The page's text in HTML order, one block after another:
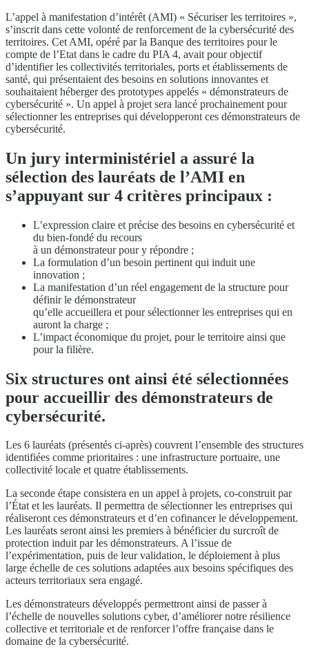
L’appel à manifestation d’intérêt (AMI) « Sécuriser les territoires »,
s’inscrit dans cette volonté de renforcement de la cybersécurité des
territoires. Cet AMI, opéré par la Banque des territoires pour le
compte de l’Etat dans le cadre du PIA 4, avait pour objectif
d’identifier les collectivités territoriales, ports et établissements de
santé, qui présentaient des besoins en solutions innovantes et
souhaitaient héberger des prototypes appelés « démonstrateurs de
cybersécurité ». Un appel à projet sera lancé prochainement pour
sélectionner les entreprises qui développeront ces démonstrateurs de
cybersécurité.
Un jury interministériel a assuré la
sélection des lauréats de l’AMI en
s’appuyant sur 4 critères principaux :
L’expression claire et précise des besoins en cybersécurité et
du bien-fondé du recours
à un démonstrateur pour y répondre ;
La formulation d’un besoin pertinent qui induit une
innovation ;
La manifestation d’un réel engagement de la structure pour
définir le démonstrateur
qu’elle accueillera et pour sélectionner les entreprises qui en
auront la charge ;
L’impact économique du projet, pour le territoire ainsi que
pour la filière.
Six structures ont ainsi été sélectionnées
pour accueillir des démonstrateurs de
cybersécurité.
Les 6 lauréats (présentés ci-après) couvrent l’ensemble des structures
identifiées comme prioritaires : une infrastructure portuaire, une
collectivité locale et quatre établissements.
La seconde étape consistera en un appel à projets, co-construit par
l’État et les lauréats. Il permettra de sélectionner les entreprises qui
réaliseront ces démonstrateurs et d’en cofinancer le développement.
Les lauréats seront ainsi les premiers à bénéficier du surcroît de
protection induit par les démonstrateurs. A l’issue de
l’expérimentation, puis de leur validation, le déploiement à plus
large échelle de ces solutions adaptées aux besoins spécifiques des
acteurs territoriaux sera engagé.
Les démonstrateurs développés permettront ainsi de passer à
l’échelle de nouvelles solutions cyber, d’améliorer notre résilience
collective et territoriale et de renforcer l’offre française dans le
domaine de la cybersécurité.